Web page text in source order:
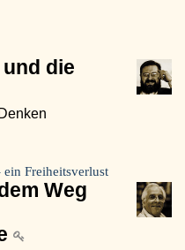
die
ein Freiheitsverlust
Weg